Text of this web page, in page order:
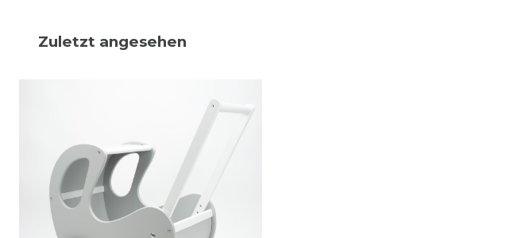
Zuletzt angesehen